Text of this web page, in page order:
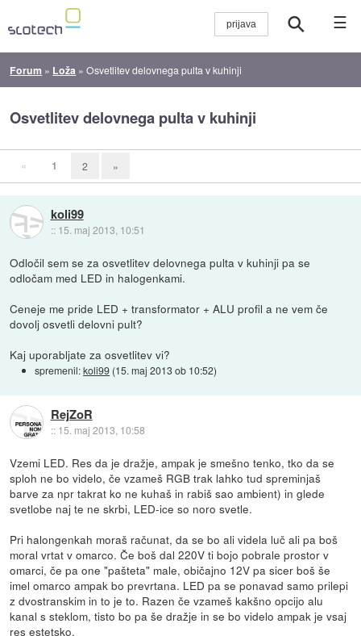
☰
Forum » Loža »Osvetlitev delovnega pulta v kuhinji
Osvetlitev delovnega pulta v kuhinji
« 1 2 »
koli99
:: 15. maj 2013, 10:51
Odločil sem se za osvetlitev delovnega pulta v kuhinji pa se
odločam med LED in halogenkami.
Ceneje me pride LED + transformator + ALU profil a ne vem če
dovolj osvetli delovni pult?
Kaj uporabljate za osvetlitev vi?
spremenil:koli99 (15. maj 2013 ob 10:52)
RejZoR
:: 15. maj 2013, 10:58
Vzemi LED. Res da je dražje, ampak je smešno tenko, tko da se
sploh ne bo videlo, če vzameš RGB trak lahko tud spreminjaš
barve za npr takrat ko ne kuhaš in rabiš sao ambient) in glede
svetlobe naj te ne skrbi, LED-ice so noro svetle.
Pri halongenkah moraš računat, da se bo ali videla luč ali pa boš
moral vrtat v omarco. Če boš dal 220V ti bojo pobrale prostor v
omarci, če pa one "pašteta" male, običajno 12V pa sicer boš še
imel omarco ampak bo prevrtana. LED pa se ponavad samo prilepi
z dvostranskim in to je to. Razen če vzameš kakšno opcijo alu
kanal s steklom, tisto bo pa še dražje in se bo videlo ampak je vsaj
res estetsko.